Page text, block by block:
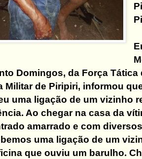
Domingos, da Força Tática
Militar de Piripiri, informou
uma ligação de um vizinho
Ao chegar na casa da
amarrado e com
uma ligação de um
que ouviu um barulho.